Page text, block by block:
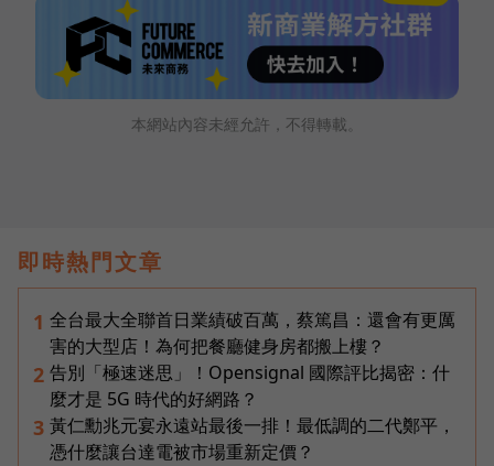
本網站內容未經允許，不得轉載。
即時熱門文章
1 全台最大全聯首日業績破百萬，蔡篤昌：還會有更厲
害的大型店！為何把餐廳健身房都搬上樓？
2 告別「極速迷思」！Opensignal 國際評比揭密：什
麼才是 5G 時代的好網路？
3 黃仁勳兆元宴永遠站最後一排！最低調的二代鄭平，
憑什麼讓台達電被市場重新定價？